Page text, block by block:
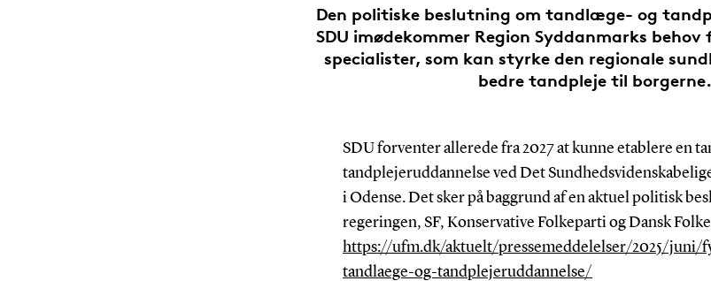
Den politiske beslutning om tandlæge- og
SDU imødekommer Region Syddanmarks
specialister, som kan styrke den regionale
bedre tandpleje til borgerne.
SDU forventer allerede fra 2027 at kunne etablere en
tandplejeruddannelse ved Det
i Odense. Det sker på baggrund af en aktuel politisk
regeringen, SF, Konservative Folkeparti og Dansk
https://ufm.dk/aktuelt/pressemeddelelser/2025/juni/
tandlaege-og-tandplejeruddannelse/